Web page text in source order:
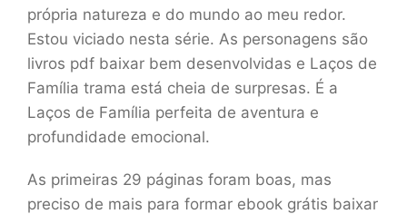
própria natureza e do mundo ao meu redor.
Estou viciado nesta série. As personagens são
livros pdf baixar bem desenvolvidas e Laços de
Família trama está cheia de surpresas. É a
Laços de Família perfeita de aventura e
profundidade emocional.
As primeiras 29 páginas foram boas, mas
preciso de mais para formar ebook grátis baixar